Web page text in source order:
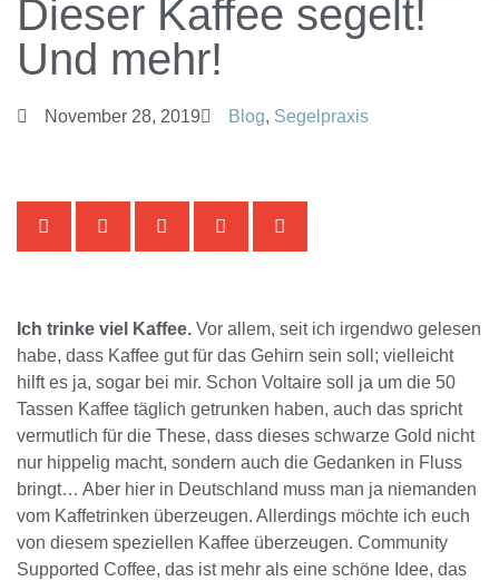
Dieser Kaffee segelt!
Und mehr!
November 28, 2019 Blog, Segelpraxis
Ich trinke viel Kaffee. Vor allem, seit ich irgendwo gelesen
habe, dass Kaffee gut für das Gehirn sein soll; vielleicht
hilft es ja, sogar bei mir. Schon Voltaire soll ja um die 50
Tassen Kaffee täglich getrunken haben, auch das spricht
vermutlich für die These, dass dieses schwarze Gold nicht
nur hippelig macht, sondern auch die Gedanken in Fluss
bringt… Aber hier in Deutschland muss man ja niemanden
vom Kaffetrinken überzeugen. Allerdings möchte ich euch
von diesem speziellen Kaffee überzeugen. Community
Supported Coffee, das ist mehr als eine schöne Idee, das